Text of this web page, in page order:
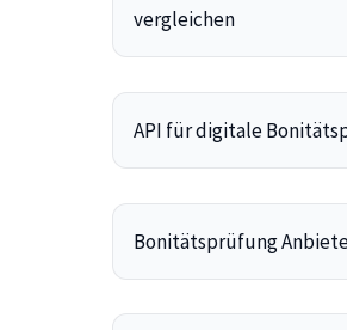
vergleichen
API für digitale
Bonitätsprüfung